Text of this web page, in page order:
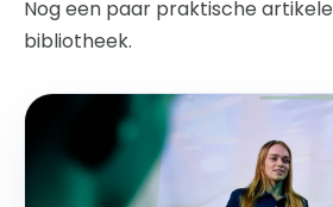
Nog een paar praktische
bibliotheek.